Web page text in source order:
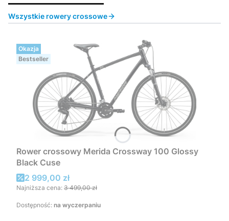
Wszystkie rowery crossowe
Okazja
Bestseller
Rower crossowy Merida Crossway 100 Glossy
Black Cuse
Cena promocyjna
2 999,00 zł
Najniższa cena: 3 499,00 zł
Dostępność: na wyczerpaniu